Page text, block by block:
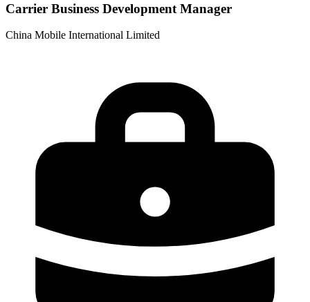
Carrier Business Development Manager
China Mobile International Limited